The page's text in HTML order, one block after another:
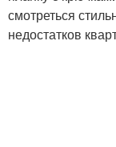
смотреться
недостатков